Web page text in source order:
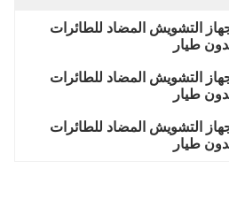
جهاز التشويش المضاد للطائرات
طيار
جهاز التشويش المضاد للطائرات
طيار
جهاز التشويش المضاد للطائرات
طيار